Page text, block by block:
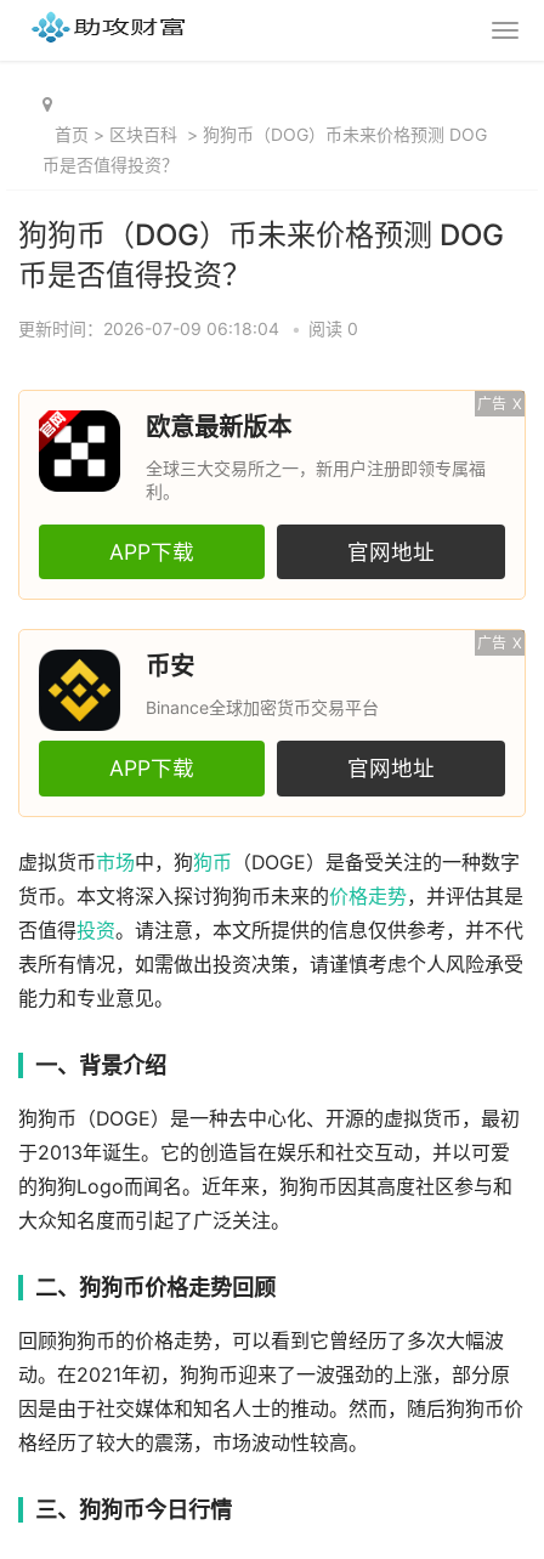
首页 > 区块百科 > 狗狗币（DOG）币未来价格预测 DOG
币是否值得投资？
狗狗币（DOG）币未来价格预测 DOG
币是否值得投资？
更新时间：2026-07-09 06:18:04 • 阅读 0
广告 X
欧意最新版本
全球三大交易所之一，新用户注册即领专属福
利。
APP下载 官网地址
广告 X
币安
Binance全球加密货币交易平台
APP下载 官网地址
虚拟货币市场中，狗狗币 （DOGE）是备受关注的一种数字
货币。本文将深入探讨狗狗币未来的价格走势，并评估其是
否值得投资。请注意，本文所提供的信息仅供参考，并不代
表所有情况，如需做出投资决策，请谨慎考虑个人风险承受
能力和专业意见。
一、背景介绍
狗狗币（DOGE）是一种去中心化、开源的虚拟货币，最初
于2013年诞生。它的创造旨在娱乐和社交互动，并以可爱
的狗狗Logo而闻名。近年来，狗狗币因其高度社区参与和
大众知名度而引起了广泛关注。
二、狗狗币价格走势回顾
回顾狗狗币的价格走势，可以看到它曾经历了多次大幅波
动。在2021年初，狗狗币迎来了一波强劲的上涨，部分原
因是由于社交媒体和知名人士的推动。然而，随后狗狗币价
格经历了较大的震荡，市场波动性较高。
三、狗狗币今日行情